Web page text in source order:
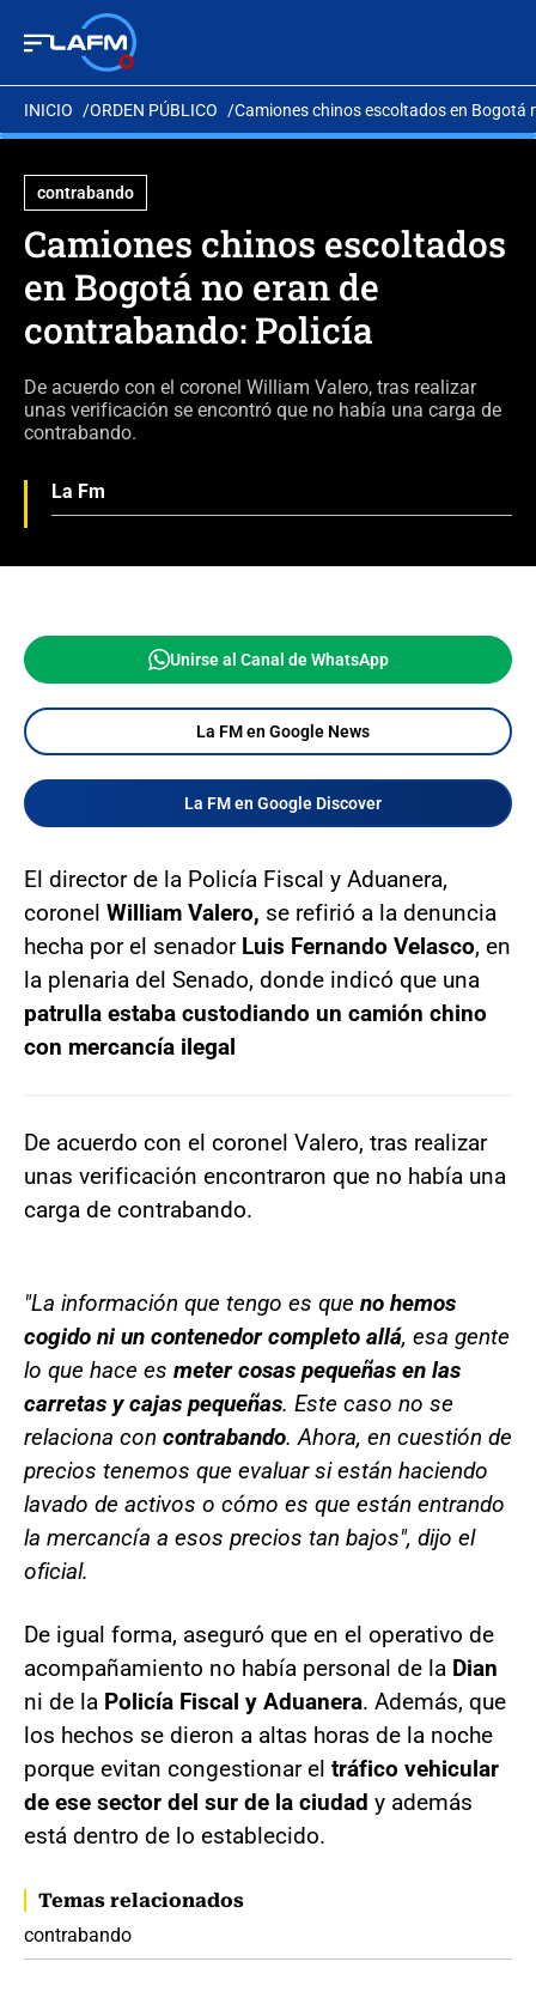
INICIO ORDEN PÚBLICO Camiones chinos escoltados en Bogotá
contrabando
Camiones chinos escoltados
en Bogotá no eran de
contrabando: Policía
De acuerdo con el coronel William Valero, tras realizar
unas verificación se encontró que no había una carga de
contrabando.
La Fm
Unirse al Canal de WhatsApp
La FM en Google News
La FM en Google Discover
El director de la Policía Fiscal y Aduanera,
coronel William Valero, se refirió a la denuncia
hecha por el senador Luis Fernando Velasco, en
la plenaria del Senado, donde indicó que una
patrulla estaba custodiando un camión chino
con mercancía ilegal
De acuerdo con el coronel Valero, tras realizar
unas verificación encontraron que no había una
carga de contrabando.
"La información que tengo es que no hemos
cogido ni un contenedor completo allá, esa gente
lo que hace es meter cosas pequeñas en las
carretas y cajas pequeñas. Este caso no se
relaciona con contrabando. Ahora, en cuestión de
precios tenemos que evaluar si están haciendo
lavado de activos o cómo es que están entrando
la mercancía a esos precios tan bajos", dijo el
oficial.
De igual forma, aseguró que en el operativo de
acompañamiento no había personal de la Dian
ni de la Policía Fiscal y Aduanera. Además, que
los hechos se dieron a altas horas de la noche
porque evitan congestionar el tráfico vehicular
de ese sector del sur de la ciudad y además
está dentro de lo establecido.
Temas relacionados
contrabando